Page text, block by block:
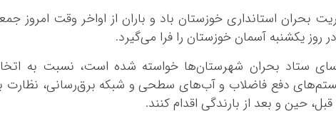
بحران استانداری خوزستان باد و باران از اواخر وقت امروز
روز یکشنبه آسمان خوزستان را فرا می‌گیرد.
رؤسای ستاد بحران شهرستان‌ها خواسته شده است، نسبت به
دفع فاضلاب و آب‌های سطحی و شبکه برق‌رسانی، نظارت
حین و بعد از بارندگی اقدام کنند.